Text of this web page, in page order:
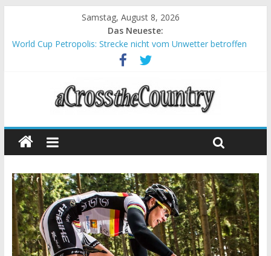
Samstag, August 8, 2026
Das Neueste:
World Cup Petropolis: Strecke nicht vom Unwetter betroffen
Krumbach und Obergessertshausen: Mountainbike-Bundesliga
Supercup Massi Banyoles: Siege für Carod und Richards
Halbzeit beim Andalucia Bike Race: Weltmeister Seewald führt
Chelva: Schweizer Doppelsieg beim ersten XCO-Rennen der